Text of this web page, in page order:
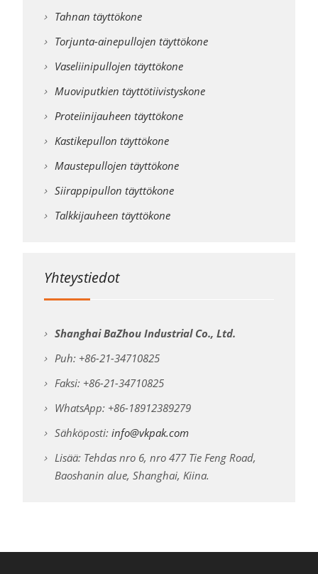
Tahnan täyttökone
Torjunta-ainepullojen täyttökone
Vaseliinipullojen täyttökone
Muoviputkien täyttötiivistyskone
Proteiinijauheen täyttökone
Kastikepullon täyttökone
Maustepullojen täyttökone
Siirappipullon täyttökone
Talkkijauheen täyttökone
Yhteystiedot
Shanghai BaZhou Industrial Co., Ltd.
Puh: +86-21-34710825
Faksi: +86-21-34710825
WhatsApp: +86-18912389279
Sähköposti: info@vkpak.com
Lisää: Tehdas nro 6, nro 477 Tie Feng Road,
Baoshanin alue, Shanghai, Kiina.